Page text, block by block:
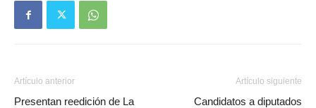
Artículo anterior
Presentan reedición de La
Artículo siguiente
Candidatos a diputados